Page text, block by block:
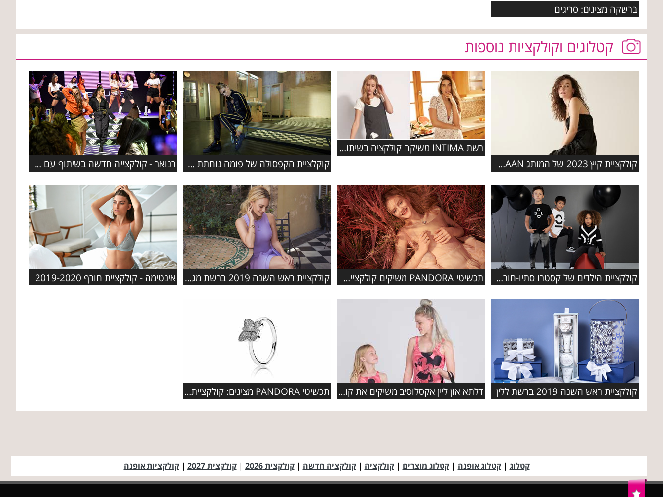
ברשקה מציגים: סריגים
קטלוגים וקולקציות נוספות
קולקציית קיץ 2023 של המותג COLE HAAN
רשת INTIMA משיקה קולקציה בשיתוף פעולה עם המותג האהוב סנופי
קוקלציית הקפסולה של פומה נוחתת ב- FACTORY 54
רנואר - קולקצייה חדשה בשיתוף עם הכוכבת נועה קירל
קולקציית הילדים של קסטרו סתיו-חורף 2019-2020 תכשיטי PANDORA משיקים קולקציית סתיו 2019 קולקציית ראש השנה 2019 ברשת מגנוליה אינטימה - קולקציית חורף 2019-2020
קולקציית ראש השנה 2019 ברשת ללין דלתא און ליין אקסלוסיב משיקים את קולקציית ה'פמלי' החדשה בגדי תכשיטי PANDORA מציגים: קולקציית תכשיטי פרפרים מעוצבת
קטלוג |קטלוג אופנה |קטלוג מוצרים |קולקציה |קולקציה חדשה |קולקצית 2026 |קולקצית 2027 |קולקציות אופנה